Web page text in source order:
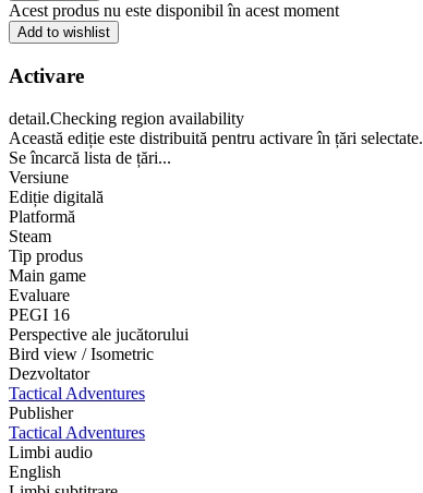
Acest produs nu este disponibil în acest moment
Add to wishlist
Activare
detail.Checking region availability
Această ediție este distribuită pentru activare în țări selectate.
Se încarcă lista de țări...
Versiune
Ediție digitală
Platformă
Steam
Tip produs
Main game
Evaluare
PEGI 16
Perspective ale jucătorului
Bird view / Isometric
Dezvoltator
Tactical Adventures
Publisher
Tactical Adventures
Limbi audio
English